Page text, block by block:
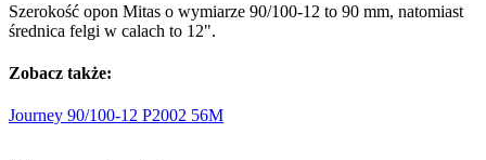
Szerokość opon Mitas o wymiarze 90/100-12 to 90 mm, natomiast
średnica felgi w calach to 12".
Zobacz także:
Journey 90/100-12 P2002 56M